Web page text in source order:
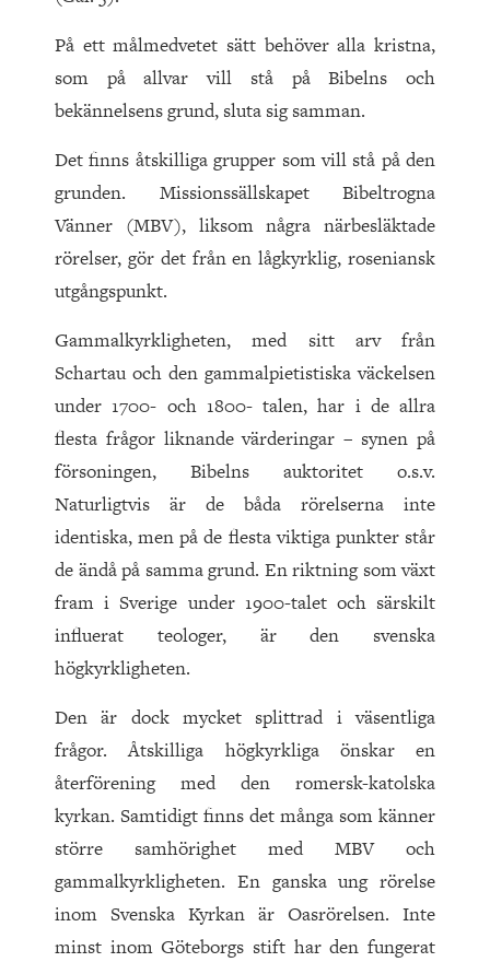
På ett målmedvetet sätt behöver alla kristna,
som på allvar vill stå på Bibelns och
bekännelsens grund, sluta sig samman.
Det finns åtskilliga grupper som vill stå på den
grunden. Missionssällskapet Bibeltrogna
Vänner (MBV), liksom några närbesläktade
rörelser, gör det från en lågkyrklig, roseniansk
utgångspunkt.
Gammalkyrkligheten, med sitt arv från
Schartau och den gammalpietistiska väckelsen
under 1700- och 1800- talen, har i de allra
flesta frågor liknande värderingar – synen på
försoningen, Bibelns auktoritet o.s.v.
Naturligtvis är de båda rörelserna inte
identiska, men på de flesta viktiga punkter står
de ändå på samma grund. En riktning som växt
fram i Sverige under 1900-talet och särskilt
influerat teologer, är den svenska
högkyrkligheten.
Den är dock mycket splittrad i väsentliga
frågor. Åtskilliga högkyrkliga önskar en
återförening med den romersk-katolska
kyrkan. Samtidigt finns det många som känner
större samhörighet med MBV och
gammalkyrkligheten. En ganska ung rörelse
inom Svenska Kyrkan är Oasrörelsen. Inte
minst inom Göteborgs stift har den fungerat